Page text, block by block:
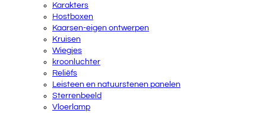
Karakters
Hostboxen
Kaarsen-eigen ontwerpen
Kruisen
Wiegjes
kroonluchter
Reliëfs
Leisteen en natuurstenen panelen
Sterrenbeeld
Vloerlamp